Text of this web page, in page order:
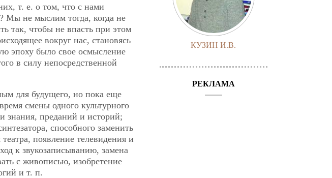
т. е. о том, что с нами
Мы не мыслим тогда, когда не
так, чтобы не впасть при этом
вокруг нас, становясь
эпоху было свое осмысление
в силу непосредственной
для будущего, но пока еще
смены одного культурного
знания, преданий и историй;
способного заменить
появление телевидения и
к звукозаписыванию, замена
с живописью, изобретение
и т. п.
КУЗИН И.В.
РЕКЛАМА